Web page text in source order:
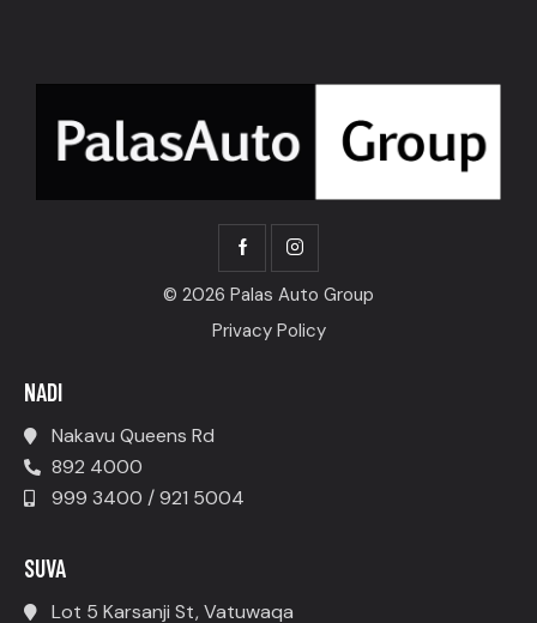
© 2026 Palas Auto Group
Privacy Policy
NADI
Nakavu Queens Rd
892 4000
999 3400 / 921 5004
SUVA
Lot 5 Karsanji St, Vatuwaqa